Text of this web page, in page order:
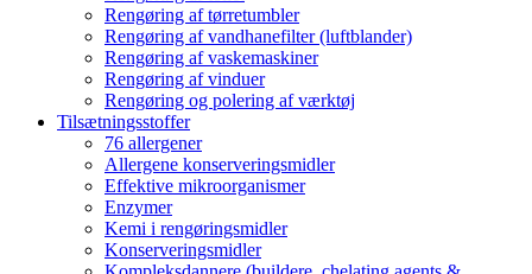
Rengøring af tørretumbler
Rengøring af vandhanefilter (luftblander)
Rengøring af vaskemaskiner
Rengøring af vinduer
Rengøring og polering af værktøj
Tilsætningsstoffer
76 allergener
Allergene konserveringsmidler
Effektive mikroorganismer
Enzymer
Kemi i rengøringsmidler
Konserveringsmidler